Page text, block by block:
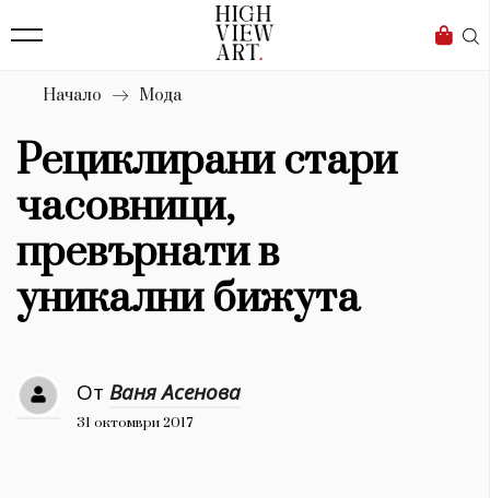
Бизнес
Мода
Dialogue
Изкуство
4339
Красота
777
Дизайн
1272
Начало Мода
Рециклирани стари
часовници,
превърнати в
уникални бижута
От Ваня Асенова
31 октомври 2017